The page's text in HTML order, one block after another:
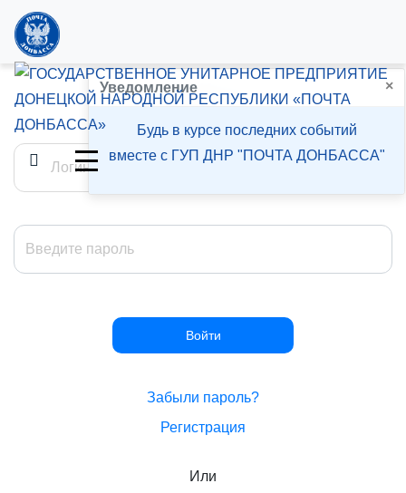
Войти
Забыли пароль?
Регистрация
Или
Уведомление ×
Будь в курсе последних событий
вместе с ГУП ДНР "ПОЧТА ДОНБАССА"